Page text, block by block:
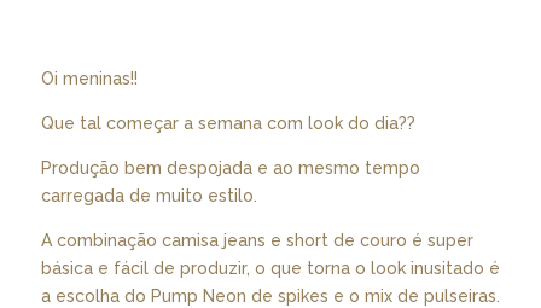
Oi meninas!!
Que tal começar a semana com look do dia??
Produção bem despojada e ao mesmo tempo
carregada de muito estilo.
A combinação camisa jeans e short de couro é super
básica e fácil de produzir, o que torna o look inusitado é
a escolha do Pump Neon de spikes e o mix de pulseiras.